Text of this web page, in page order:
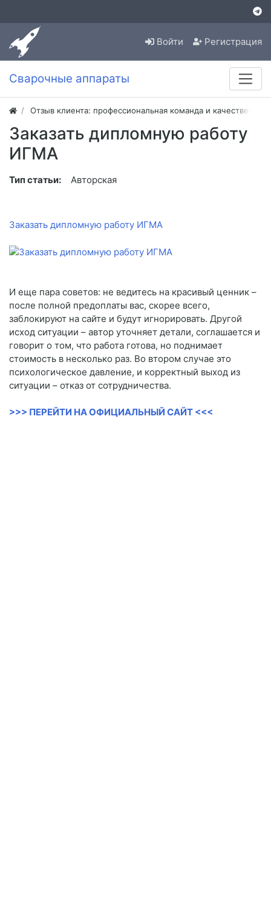
Войти Регистрация
Сварочные аппараты
Отзыв клиента: профессиональная команда и
Заказать дипломную работу
ИГМА
Тип статьи: Авторская
Заказать дипломную работу ИГМА
И еще пара советов: не ведитесь на красивый ценник –
после полной предоплаты вас, скорее всего,
заблокируют на сайте и будут игнорировать. Другой
исход ситуации – автор уточняет детали, соглашается и
говорит о том, что работа готова, но поднимает
стоимость в несколько раз. Во втором случае это
психологическое давление, и корректный выход из
ситуации – отказ от сотрудничества.
>>> ПЕРЕЙТИ НА ОФИЦИАЛЬНЫЙ САЙТ <<<